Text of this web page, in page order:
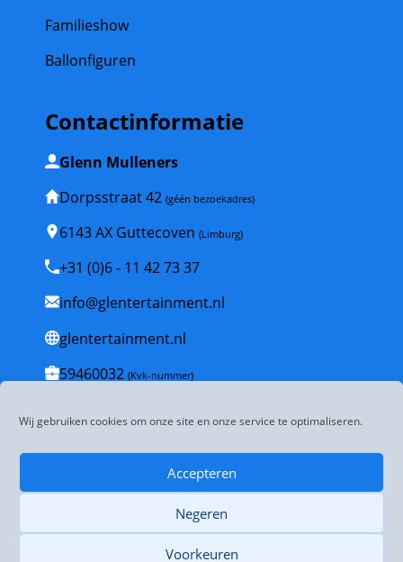
Wij gebruiken cookies om onze site en onze service te optimaliseren.
Accepteren
Negeren
Voorkeuren
Contactinformatie
Glenn Mulleners
Dorpsstraat 42 (géén bezoekadres)
6143 AX Guttecoven (Limburg)
+31 (0)6 - 11 42 73 37
info@glentertainment.nl
glentertainment.nl
59460032 (Kvk-nummer)
Familieshow
Ballonfiguren
Algemene voorwaarden